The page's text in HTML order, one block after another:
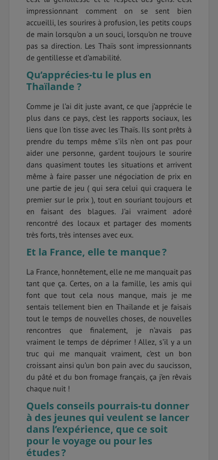
impressionnant comment on se sent bien
accueilli, les sourires à profusion, les petits coups
de main lorsqu’on a un souci, lorsqu’on ne trouve
pas sa direction. Les Thaïs sont impressionnants
de gentillesse et d’amabilité.
Qu’apprécies-tu le plus en
Thaïlande ?
Comme je l’ai dit juste avant, ce que j’apprécie le
plus dans ce pays, c’est les rapports sociaux, les
liens que l’on tisse avec les Thaïs. Ils sont prêts à
prendre du temps même s’ils n’en ont pas pour
aider une personne, gardent toujours le sourire
dans quasiment toutes les situations et arrivent
même à faire passer une négociation de prix en
une partie de jeu ( qui sera celui qui craquera le
premier sur le prix ), tout en souriant toujours et
en faisant des blagues. J’ai vraiment adoré
rencontré des locaux et partager des moments
très forts, très intenses avec eux.
Et la France, elle te manque ?
La France, honnêtement, elle ne me manquait pas
tant que ça. Certes, on a la famille, les amis qui
font que tout cela nous manque, mais je me
sentais tellement bien en Thaïlande et je faisais
tout le temps de nouvelles choses, de nouvelles
rencontres que finalement, je n’avais pas
vraiment le temps de déprimer ! Allez, s’il y a un
truc qui me manquait vraiment, c’est un bon
croissant ainsi qu’un bon pain avec du saucisson,
du pâté et du bon fromage français, ça j’en rêvais
chaque nuit !
Quels conseils pourrais-tu donner
à des jeunes qui veulent se lancer
dans l’expérience, que ce soit
pour le voyage ou pour les
études ?